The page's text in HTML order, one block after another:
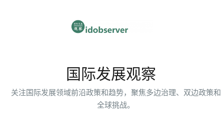
国际发展观察
关注国际发展领域前沿政策和趋势，聚焦多边治理、双边政策和
全球挑战。